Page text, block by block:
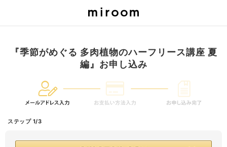
『季節がめぐる 多肉植物のハーフリース講座 夏
編』お申し込み
ステップ 1/3